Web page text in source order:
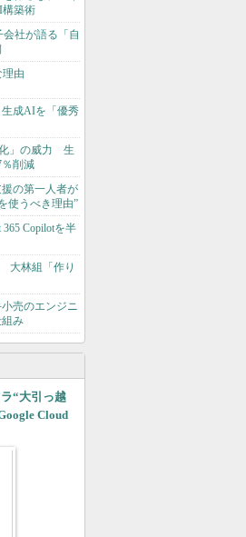
築術
社が語る「自
由
成AIを「優秀
」の威力 生
削減
援の第一人者が
使うべき理由”
365 Copilotを半
大林組「作り
売のエンジニ
み
“大引っ越
Cloud